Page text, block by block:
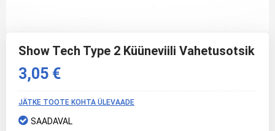
beginning
images
Show Tech Type 2 Küüneviili Vahetusotsik
3,05 €
JÄTKE TOOTE KOHTA ÜLEVAADE
SAADAVAL